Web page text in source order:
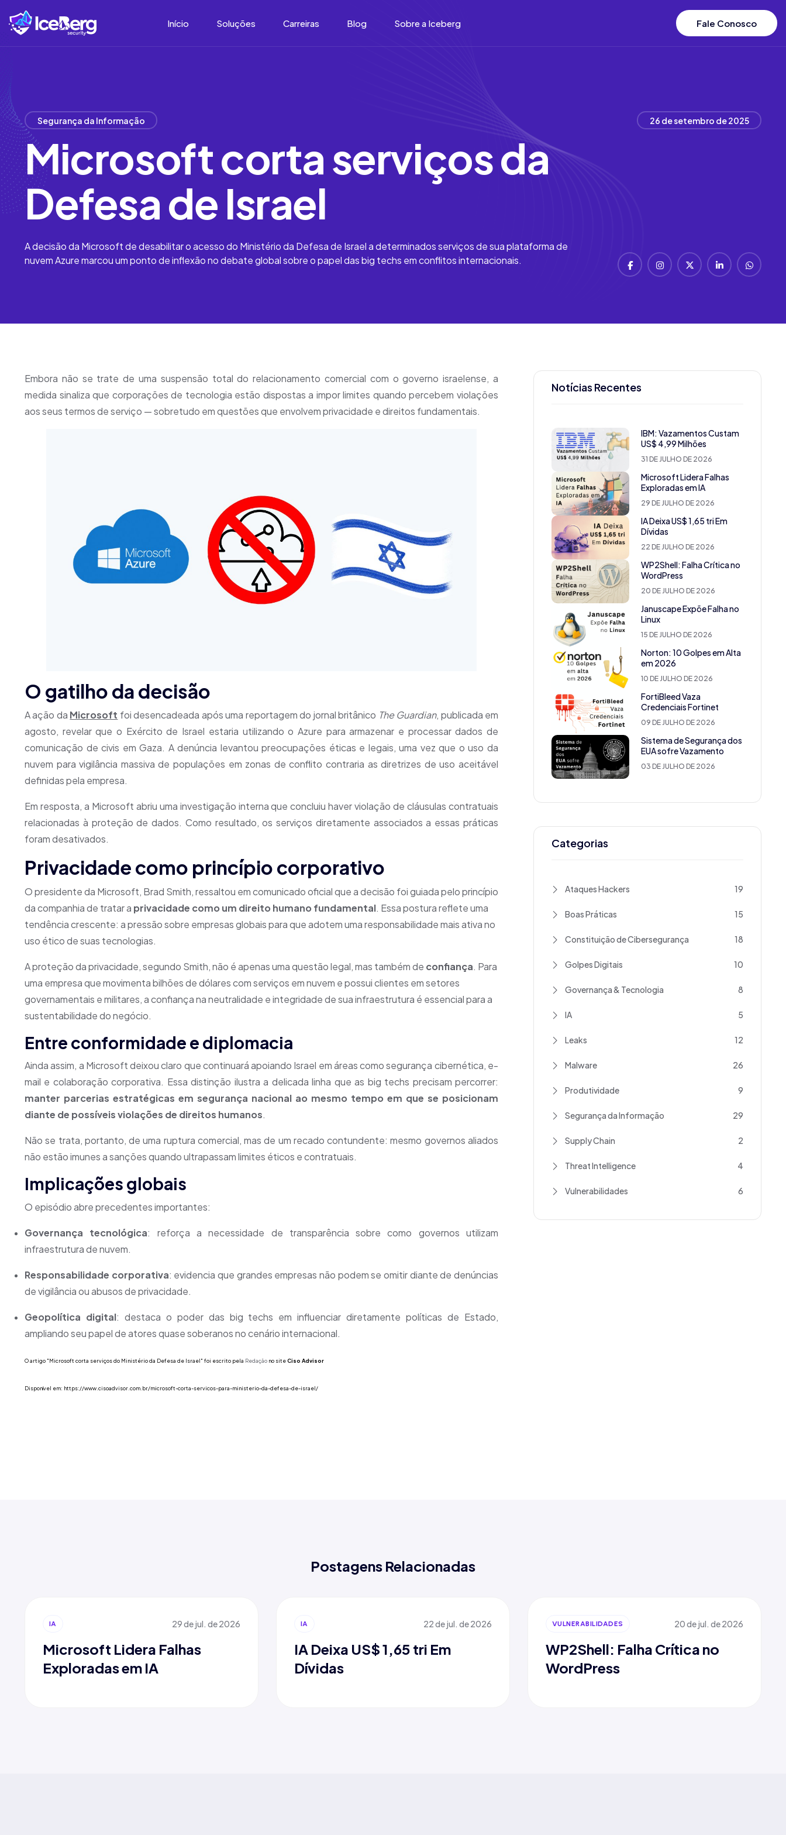
Início Soluções Carreiras Blog Sobre a Iceberg Fale Conosco
Segurança da Informação 26 de setembro de 2025
Microsoft corta serviços da
Defesa de Israel
A decisão da Microsoft de desabilitar o acesso do Ministério da Defesa de Israel a determinados serviços de sua plataforma de
nuvem Azure marcou um ponto de inflexão no debate global sobre o papel das big techs em conflitos internacionais.
Embora não se trate de uma suspensão total do relacionamento comercial com o governo israelense, a
medida sinaliza que corporações de tecnologia estão dispostas a impor limites quando percebem violações
aos seus termos de serviço — sobretudo em questões que envolvem privacidade e direitos fundamentais.
O gatilho da decisão
A ação da Microsoft foi desencadeada após uma reportagem do jornal britânico The Guardian, publicada em
agosto, revelar que o Exército de Israel estaria utilizando o Azure para armazenar e processar dados de
comunicação de civis em Gaza. A denúncia levantou preocupações éticas e legais, uma vez que o uso da
nuvem para vigilância massiva de populações em zonas de conflito contraria as diretrizes de uso aceitável
definidas pela empresa.
Em resposta, a Microsoft abriu uma investigação interna que concluiu haver violação de cláusulas contratuais
relacionadas à proteção de dados. Como resultado, os serviços diretamente associados a essas práticas
foram desativados.
Privacidade como princípio corporativo
O presidente da Microsoft, Brad Smith, ressaltou em comunicado oficial que a decisão foi guiada pelo princípio
da companhia de tratar a privacidade como um direito humano fundamental. Essa postura reflete uma
tendência crescente: a pressão sobre empresas globais para que adotem uma responsabilidade mais ativa no
uso ético de suas tecnologias.
A proteção da privacidade, segundo Smith, não é apenas uma questão legal, mas também de confiança. Para
uma empresa que movimenta bilhões de dólares com serviços em nuvem e possui clientes em setores
governamentais e militares, a confiança na neutralidade e integridade de sua infraestrutura é essencial para a
sustentabilidade do negócio.
Entre conformidade e diplomacia
Ainda assim, a Microsoft deixou claro que continuará apoiando Israel em áreas como segurança cibernética, e-
mail e colaboração corporativa. Essa distinção ilustra a delicada linha que as big techs precisam percorrer:
manter parcerias estratégicas em segurança nacional ao mesmo tempo em que se posicionam
diante de possíveis violações de direitos humanos.
Não se trata, portanto, de uma ruptura comercial, mas de um recado contundente: mesmo governos aliados
não estão imunes a sanções quando ultrapassam limites éticos e contratuais.
Implicações globais
O episódio abre precedentes importantes:
Governança tecnológica: reforça a necessidade de transparência sobre como governos utilizam
infraestrutura de nuvem.
Responsabilidade corporativa: evidencia que grandes empresas não podem se omitir diante de denúncias
de vigilância ou abusos de privacidade.
Geopolítica digital: destaca o poder das big techs em influenciar diretamente políticas de Estado,
ampliando seu papel de atores quase soberanos no cenário internacional.
O artigo "Microsoft corta serviços do Ministério da Defesa de Israel" foi escrito pela Redação no siteCiso Advisor
Disponível em: https://www.cisoadvisor.com.br/microsoft-corta-servicos-para-ministerio-da-defesa-de-israel/
Notícias Recentes
IBM: Vazamentos Custam
US$ 4,99 Milhões
31 DE JULHO DE 2026
Microsoft Lidera Falhas
Exploradas em IA
29 DE JULHO DE 2026
IA Deixa US$ 1,65 tri Em
Dívidas
22 DE JULHO DE 2026
WP2Shell: Falha Crítica no
WordPress
20 DE JULHO DE 2026
Januscape Expõe Falha no
Linux
15 DE JULHO DE 2026
Norton: 10 Golpes em Alta
em 2026
10 DE JULHO DE 2026
FortiBleed Vaza
Credenciais Fortinet
09 DE JULHO DE 2026
Sistema de Segurança dos
EUA sofre Vazamento
03 DE JULHO DE 2026
Categorias
Ataques Hackers 19
Boas Práticas 15
Constituição de Cibersegurança 18
Golpes Digitais 10
Governança & Tecnologia 8
IA 5
Leaks 12
Malware 26
Produtividade 9
Segurança da Informação 29
Supply Chain 2
Threat Intelligence 4
Vulnerabilidades 6
Postagens Relacionadas
IA 29 de jul. de 2026
Microsoft Lidera Falhas
Exploradas em IA
IA 22 de jul. de 2026
IA Deixa US$ 1,65 tri Em
Dívidas
VULNERABILIDADES 20 de jul. de 2026
WP2Shell: Falha Crítica no
WordPress